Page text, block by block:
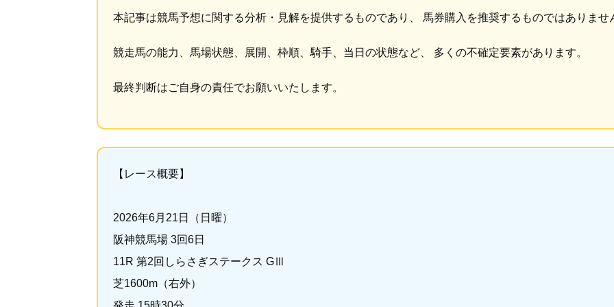
本記事は競馬予想に関する分析・見解を提供するものであり、 馬券購入を推奨するものではありませ
競走馬の能力、馬場状態、展開、枠順、騎手、当日の状態など、 多くの不確定要素があります。
最終判断はご自身の責任でお願いいたします。
【レース概要】
2026年6月21日（日曜）
阪神競馬場 3回6日
11R 第2回しらさぎステークス GⅢ
芝1600m（右外）